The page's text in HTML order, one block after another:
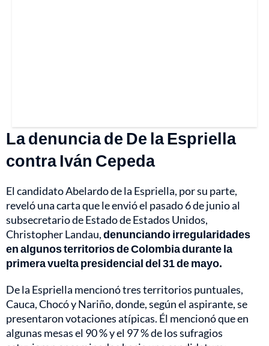
La denuncia de De la Espriella
contra Iván Cepeda
El candidato Abelardo de la Espriella, por su parte,
reveló una carta que le envió el pasado 6 de junio al
subsecretario de Estado de Estados Unidos,
Christopher Landau,denunciando irregularidades
en algunos territorios de Colombia durante la
primera vuelta presidencial del 31 de mayo.
De la Espriella mencionó tres territorios puntuales,
Cauca, Chocó y Nariño, donde, según el aspirante, se
presentaron votaciones atípicas. Él mencionó que en
algunas mesas el 90 % y el 97 % de los sufragios